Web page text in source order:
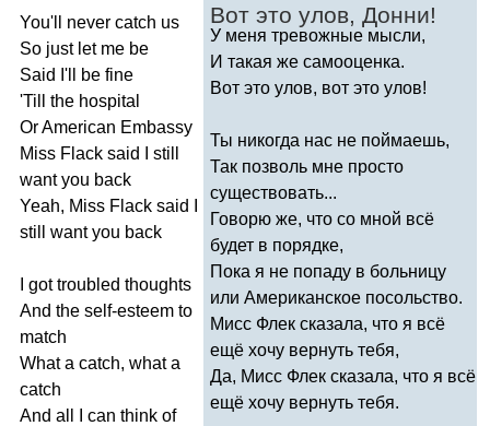
You'll never catch us
So just let me be
Said I'll be fine
'Till the hospital
OrAmerican Embassy
Miss Flack said
still
want you back
Yeah, Miss Flack said
still
want you back
got troubled thoughts
And the self-esteem to
match
What a catch, what a
catch
And all can think of
Вот это улов, Донни!
У меня тревожные мысли,
И такая же самооценка.
Вот это улов, вот это улов!
Ты никогда нас не поймаешь,
Так позволь мне просто
существовать...
Говорю же, что со мной всё
будет в порядке,
Пока я не попаду в больницу
или Американское посольство.
Мисс Флек сказала, что я всё
ещё хочу вернуть тебя,
Да, Мисс Флек сказала, что я всё
ещё хочу вернуть тебя.